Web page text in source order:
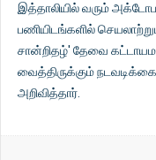
இத்தாலியில் வரும்
பணியிடங்களில்
சான்றிதழ்' தேவை
வைத்திருக்கும்
அறிவித்தார்.